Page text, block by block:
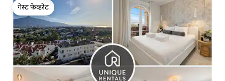
गेस्ट फेव्हरेट
गेस्ट फेव्हरेट